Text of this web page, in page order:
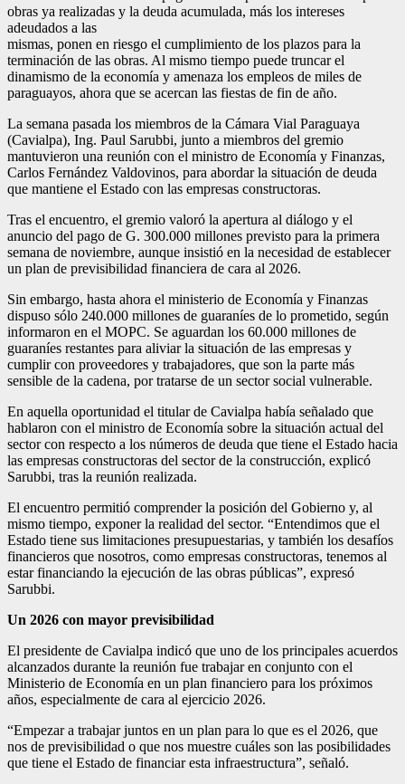
obras ya realizadas y la deuda acumulada, más los intereses
adeudados a las
mismas, ponen en riesgo el cumplimiento de los plazos para la
terminación de las obras. Al mismo tiempo puede truncar el
dinamismo de la economía y amenaza los empleos de miles de
paraguayos, ahora que se acercan las fiestas de fin de año.
La semana pasada los miembros de la Cámara Vial Paraguaya
(Cavialpa), Ing. Paul Sarubbi, junto a miembros del gremio
mantuvieron una reunión con el ministro de Economía y Finanzas,
Carlos Fernández Valdovinos, para abordar la situación de deuda
que mantiene el Estado con las empresas constructoras.
Tras el encuentro, el gremio valoró la apertura al diálogo y el
anuncio del pago de G. 300.000 millones previsto para la primera
semana de noviembre, aunque insistió en la necesidad de establecer
un plan de previsibilidad financiera de cara al 2026.
Sin embargo, hasta ahora el ministerio de Economía y Finanzas
dispuso sólo 240.000 millones de guaraníes de lo prometido, según
informaron en el MOPC. Se aguardan los 60.000 millones de
guaraníes restantes para aliviar la situación de las empresas y
cumplir con proveedores y trabajadores, que son la parte más
sensible de la cadena, por tratarse de un sector social vulnerable.
En aquella oportunidad el titular de Cavialpa había señalado que
hablaron con el ministro de Economía sobre la situación actual del
sector con respecto a los números de deuda que tiene el Estado hacia
las empresas constructoras del sector de la construcción, explicó
Sarubbi, tras la reunión realizada.
El encuentro permitió comprender la posición del Gobierno y, al
mismo tiempo, exponer la realidad del sector. “Entendimos que el
Estado tiene sus limitaciones presupuestarias, y también los desafíos
financieros que nosotros, como empresas constructoras, tenemos al
estar financiando la ejecución de las obras públicas”, expresó
Sarubbi.
Un 2026 con mayor previsibilidad
El presidente de Cavialpa indicó que uno de los principales acuerdos
alcanzados durante la reunión fue trabajar en conjunto con el
Ministerio de Economía en un plan financiero para los próximos
años, especialmente de cara al ejercicio 2026.
“Empezar a trabajar juntos en un plan para lo que es el 2026, que
nos de previsibilidad o que nos muestre cuáles son las posibilidades
que tiene el Estado de financiar esta infraestructura”, señaló.